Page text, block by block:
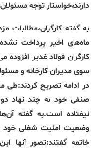
دارند،خواستار توجه
به گفته کارگران،مطالبات
ماه‌های اخیر پرداخت
کارگران فولاد غدیر
سوی مدیران کارخانه و
در ادامه تصریح کردند:طی
صنفی خود به چند نهاد
نیفتاده است.به گفته
وضعیت امنیت شغلی خود
خاتمه گفتند:تصور آنها